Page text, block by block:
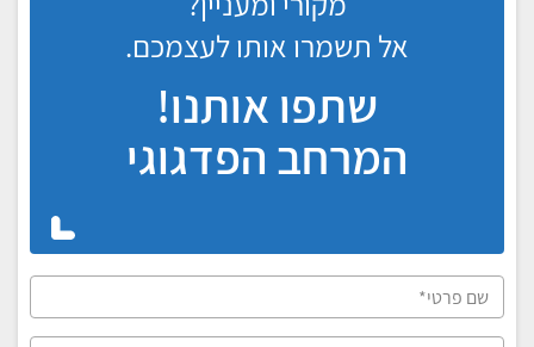
אל תשמרו אותו לעצמכם.
שתפו אותנו!
המרחב הפדגוגי